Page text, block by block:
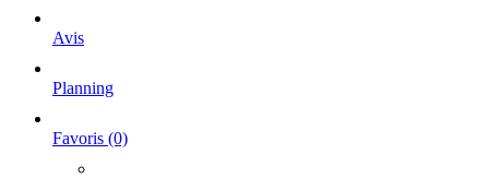
Avis
Planning
Favoris (0)